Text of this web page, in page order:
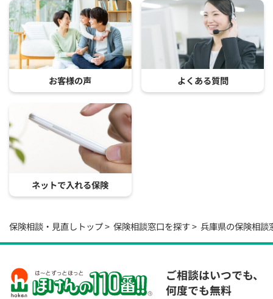
お客様の声 よくある質問
ネットで入れる保険
保険相談・見直しトップ 保険相談窓口を探す 兵庫県の保険相談
ご相談はいつでも、
何度でも無料